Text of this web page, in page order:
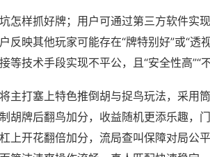
怎样抓好牌；用户可通过第三方软件实
反映其他玩家可能存在“牌特别好”或“透
等技术手段实现不平公，且“安全性高”“不
主打塞上特色推倒胡与捉鸟玩法，采用
胡牌后翻鸟加分，收益随机更添乐趣，
上开花翻倍加分，流局查叫保障对局公